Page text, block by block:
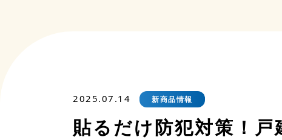
2025.07.14 新商品情報
貼るだけ防犯対策！